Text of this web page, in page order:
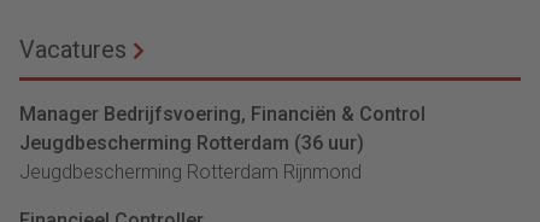
Vacatures
Manager Bedrijfsvoering, Financiën & Control
Jeugdbescherming Rotterdam (36 uur)
Jeugdbescherming Rotterdam Rijnmond